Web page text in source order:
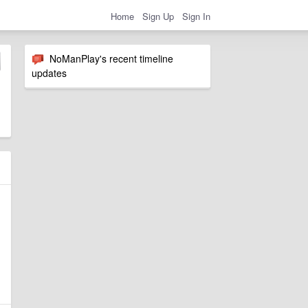
Home Sign Up Sign In
NoManPlay's recent timeline
updates